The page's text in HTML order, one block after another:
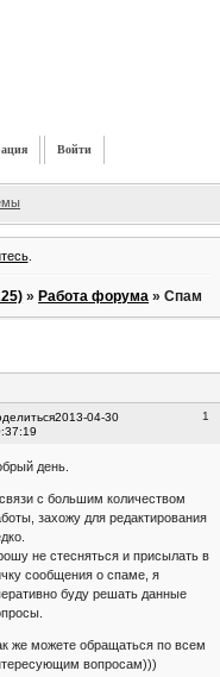
Войти
.
»Работа форума »Спам
1
2013-04-30
день.
с большим количеством
захожу для редактирования
не стесняться и присылать в
сообщения о спаме, я
буду решать данные
же можете обращаться по всем
вопросам)))